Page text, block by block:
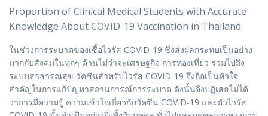
Proportion of Clinical Medical Students with Accurate
Knowledge About COVID-19 Vaccination in Thailand
ในช่วงการระบาดของเชื้อไวรัส COVID-19 ซึ่งส่งผลกระทบเป็นอย่าง
มากกับสังคมในทุกๆ ด้านไม่ว่าจะเศรษฐกิจ การท่องเที่ยว รวมไปถึง
ระบบสาธารณสุข วัคซีนสำหรับไวรัส COVID-19 จึงถือเป็นหัวใจ
สำคัญในการแก้ปัญหาสถานการณ์การระบาด ดังนั้นจึงปฏิเสธไม่ได้
ว่าการมีความรู้ ความเข้าใจเกี่ยวกับวัคซีน COVID-19 และตัวไวรัส